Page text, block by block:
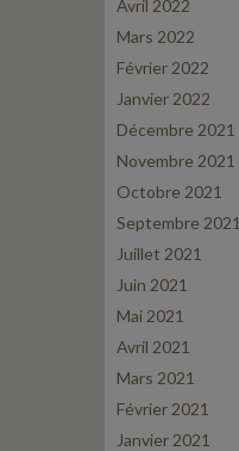
Avril 2022
Mars 2022
Février 2022
Janvier 2022
Décembre 2021
Novembre 2021
Octobre 2021
Septembre 2021
Juillet 2021
Juin 2021
Mai 2021
Avril 2021
Mars 2021
Février 2021
Janvier 2021